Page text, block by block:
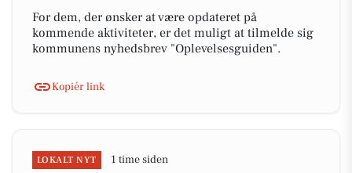
For dem, der ønsker at være opdateret på
kommende aktiviteter, er det muligt at tilmelde sig
kommunens nyhedsbrev "Oplevelsesguiden".
Kopiér link
LOKALT NYT 1 time siden